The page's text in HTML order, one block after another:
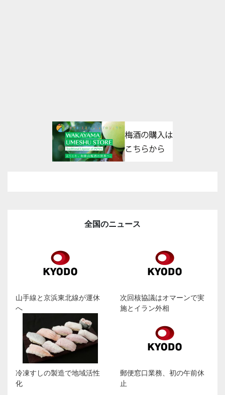
全国のニュース
山手線と京浜東北線が運休
へ
次回核協議はオマーンで実
施とイラン外相
冷凍すしの製造で地域活性
化
郵便窓口業務、初の午前休
止